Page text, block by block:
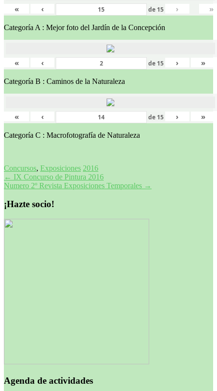
« ‹ de 15 › »
Categoría A : Mejor foto del Jardín de la Concepción
« ‹ de 15 › »
Categoría B : Caminos de la Naturaleza
« ‹ de 15 › »
Categoría C : Macrofotografía de Naturaleza
Concursos, Exposiciones 2016
Navegación
de
entradas
← IX Concurso de Pintura 2016
Numero 2º Revista Exposiciones Temporales →
¡Hazte socio!
Agenda de actividades